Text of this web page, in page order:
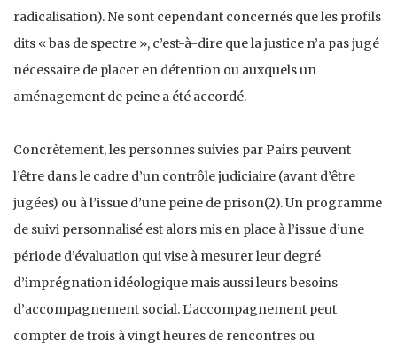
radicalisation). Ne sont cependant concernés que les profils
dits « bas de spectre », c’est-à-dire que la justice n’a pas jugé
nécessaire de placer en détention ou auxquels un
aménagement de peine a été accordé.
Concrètement, les personnes suivies par Pairs peuvent
l’être dans le cadre d’un contrôle judiciaire (avant d’être
jugées) ou à l’issue d’une peine de prison(2). Un programme
de suivi personnalisé est alors mis en place à l’issue d’une
période d’évaluation qui vise à mesurer leur degré
d’imprégnation idéologique mais aussi leurs besoins
d’accompagnement social. L’accompagnement peut
compter de trois à vingt heures de rencontres ou